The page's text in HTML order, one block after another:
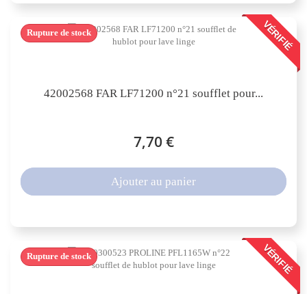
VÉRIFIÉ
42002568 FAR LF71200 n°21 soufflet pour...
7,70 €
Rupture de stock
Ajouter au panier
VÉRIFIÉ
Rupture de stock